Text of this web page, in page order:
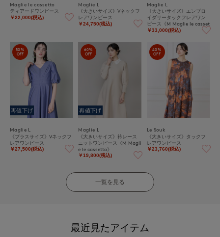
Maglie le cassetto
ティアードワンピース
￥22,000(税込)
Maglie L
《大きいサイズ》Vネックフ
レアワンピース
￥24,750(税込)
Maglie L
《大きいサイズ》エンブロ
イダリータックフレアワン
ピース《M Maglie le casset
to》
￥33,000(税込)
50%
OFF
再値下げ
Maglie L
《プラスサイズ》Vネックフ
レアワンピース
￥27,500(税込)
60%
OFF
再値下げ
Maglie L
《大きいサイズ》衿レース
ニットワンピース《M Magli
e le cassetto》
￥19,800(税込)
40%
OFF
Le Souk
《大きいサイズ》タックフ
レアワンピース
￥23,760(税込)
一覧を見る
最近見たアイテム